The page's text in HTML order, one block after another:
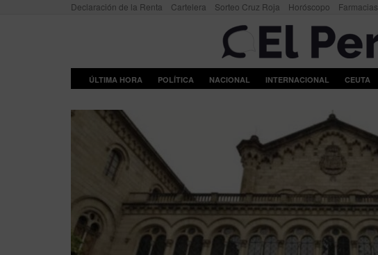
Declaración de la Renta Cartelera Sorteo Cruz Roja Horóscopo Farmacias
ÚLTIMA HORA POLÍTICA NACIONAL INTERNACIONAL CEUTA